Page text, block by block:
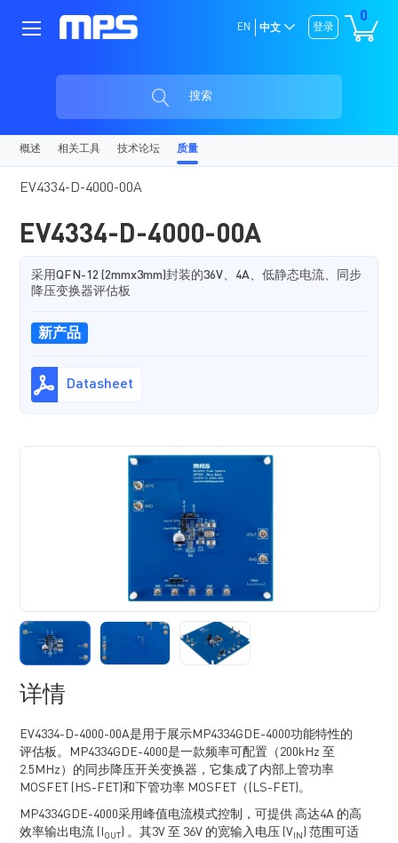
0
登录
EN 中文
搜索
概述 相关工具 技术论坛 质量
EV4334-D-4000-00A
EV4334-D-4000-00A
采用QFN-12 (2mmx3mm)封装的36V、4A、低静态电流、同步
降压变换器评估板
新产品
Datasheet
详情
EV4334-D-4000-00A是用于展示MP4334GDE-4000功能特性的
评估板。MP4334GDE-4000是一款频率可配置（200kHz 至
2.5MHz）的同步降压开关变换器，它集成了内部上管功率
MOSFET (HS-FET)和下管功率 MOSFET（(LS-FET)。
MP4334GDE-4000采用峰值电流模式控制，可提供 高达4A 的高
效率输出电流 (I
OUT) 。其3V 至 36V 的宽输入电压 (V IN ) 范围可适